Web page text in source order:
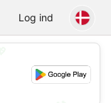
Log ind